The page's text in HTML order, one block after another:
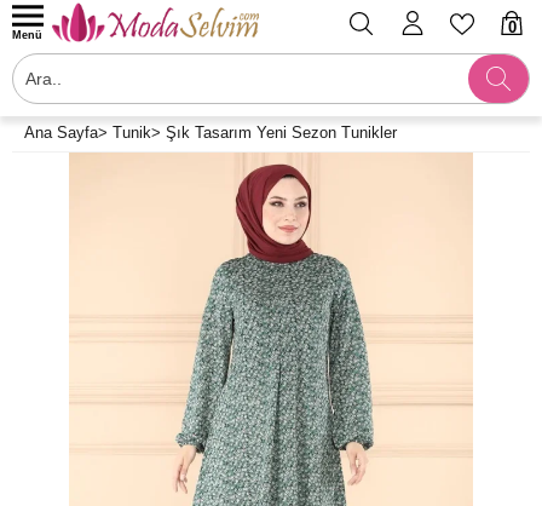
0
Menü
Ana Sayfa> Tunik> Şık Tasarım Yeni Sezon Tunikler